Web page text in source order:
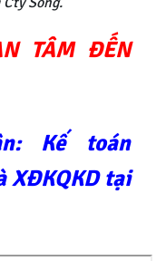
TÂM ĐẾN
Kế toán
XĐKQKD tại